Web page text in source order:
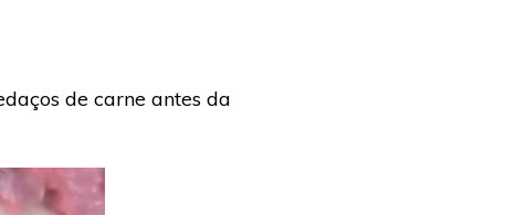
de carne antes da